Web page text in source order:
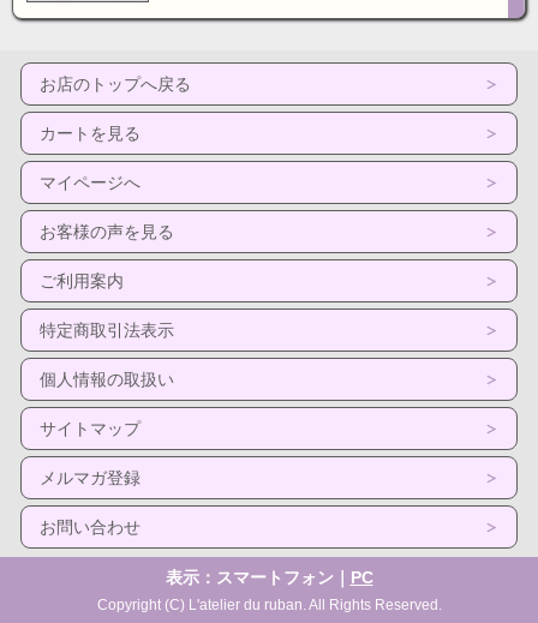
お店のトップへ戻る
カートを見る
マイページへ
お客様の声を見る
ご利用案内
特定商取引法表示
個人情報の取扱い
サイトマップ
メルマガ登録
お問い合わせ
表示：スマートフォン｜ PC
Copyright (C) L'atelier du ruban. All Rights Reserved.